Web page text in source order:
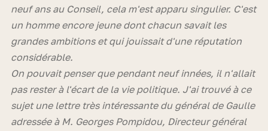
neuf ans au Conseil, cela m'est apparu singulier. C'est
un homme encore jeune dont chacun savait les
grandes ambitions et qui jouissait d'une réputation
considérable.
On pouvait penser que pendant neuf innées, il n'allait
pas rester à l'écart de la vie politique. J'ai trouvé à ce
sujet une lettre très intéressante du général de Gaulle
adressée à M. Georges Pompidou, Directeur général